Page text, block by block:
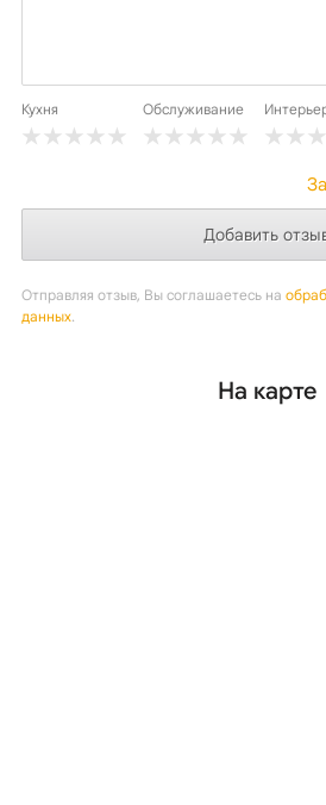
Кухня Обслуживание
Отправляя отзыв, Вы соглашаетесь на
данных.
На карте